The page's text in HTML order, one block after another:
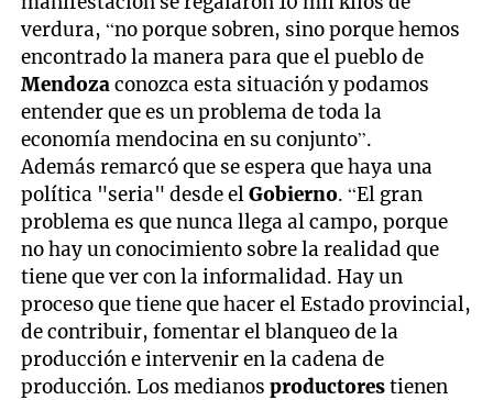
verdura, “no porque sobren, sino porque hemos
encontrado la manera para que el pueblo de
Mendozaconozca esta situación y podamos
entender que es un problema de toda la
economía mendocina en su conjunto”.
Además remarcó que se espera que haya una
política "seria" desde elGobierno. “El gran
problema es que nunca llega al campo, porque
no hay un conocimiento sobre la realidad que
tiene que ver con la informalidad. Hay un
proceso que tiene que hacer el Estado provincial,
de contribuir, fomentar el blanqueo de la
producción e intervenir en la cadena de
producción. Los medianosproductorestienen